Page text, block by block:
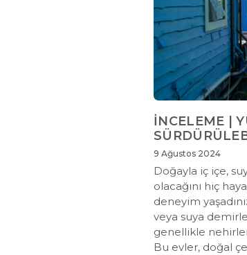
İNCELEME |
9 Ağustos 2024
Doğayla iç içe,
olacağını hiç
deneyim
veya suya
genellikle
Bu evler, doğal